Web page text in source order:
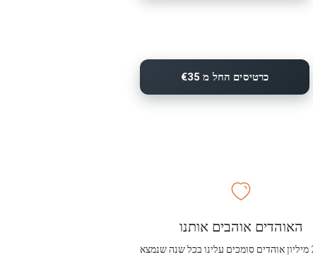
כרטיסים החל מ €35
האוהדים אוהבים אותנו
מעל 2.5 מיליון אוהדים סומכים עלינו בכל שנה שנמצא